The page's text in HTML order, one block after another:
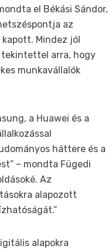
el Békási Sándor,
az
Mindez jól
arra, hogy
munkavállalók
a Huawei és a
háttere és a
– mondta Fügedi
Az
alapozott
alapokra